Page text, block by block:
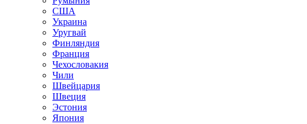
США
Украина
Уругвай
Финляндия
Франция
Чехословакия
Чили
Швейцария
Швеция
Эстония
Япония